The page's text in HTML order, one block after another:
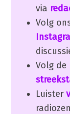
via
Volg
Volg
Luister